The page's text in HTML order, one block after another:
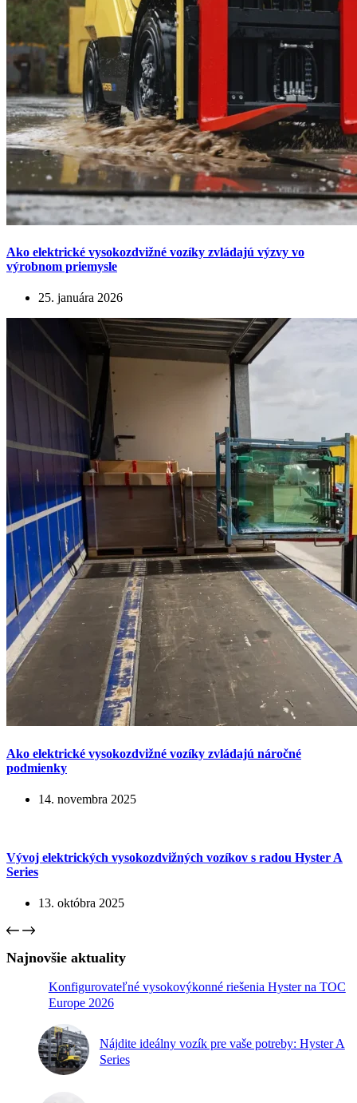
Ako elektrické vysokozdvižné vozíky zvládajú výzvy vo
výrobnom priemysle
25. januára 2026
Ako elektrické vysokozdvižné vozíky zvládajú náročné
podmienky
14. novembra 2025
Vývoj elektrických vysokozdvižných vozíkov s radou Hyster A
Series
13. októbra 2025
Najnovšie aktuality
Konfigurovateľné vysokovýkonné riešenia Hyster na TOC
Europe 2026
Nájdite ideálny vozík pre vaše potreby: Hyster A
Series